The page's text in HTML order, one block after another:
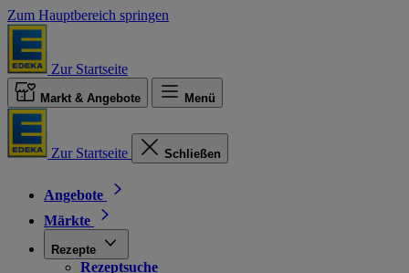
Zum Hauptbereich springen
Zur Startseite
Markt & Angebote Menü
Zur Startseite Schließen
Angebote
Märkte
Rezepte
Rezeptsuche